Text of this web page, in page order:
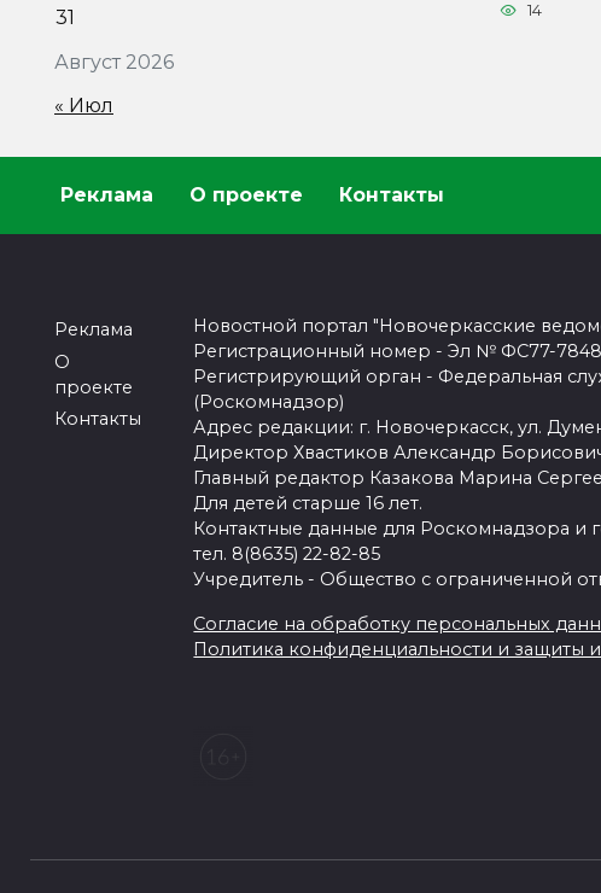
14
Август 2026
31
« Июл
Реклама О проекте Контакты
Реклама
О
проекте
Контакты
Новостной портал "Новочеркасские
Регистрационный номер - Эл № ФС77-
Регистрирующий орган - Федеральная
(Роскомнадзор)
Адрес редакции: г. Новочеркасск, ул.
Директор Хвастиков Александр
Главный редактор Казакова Марина
Для детей старше 16 лет.
Контактные данные для Роскомнадзора и
тел. 8(8635) 22-82-85
Учредитель - Общество с ограниченной
Согласие на обработку персональных
Политика конфиденциальности и защиты